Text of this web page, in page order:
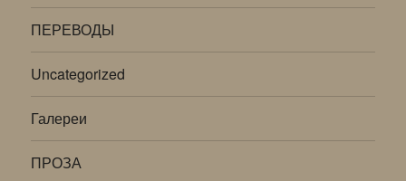
ПЕРЕВОДЫ
Uncategorized
Галереи
ПРОЗА